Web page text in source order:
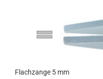
Flachzange 5 mm